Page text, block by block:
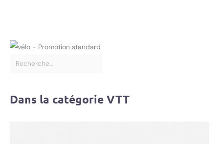
Dans la catégorie VTT